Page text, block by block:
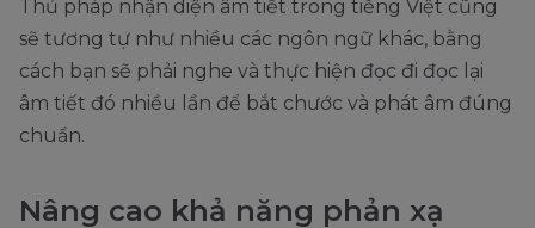
Thủ pháp nhận diện âm tiết trong tiếng Việt cũng
sẽ tương tự như nhiều các ngôn ngữ khác, bằng
cách bạn sẽ phải nghe và thực hiện đọc đi đọc lại
âm tiết đó nhiều lần để bắt chước và phát âm đúng
chuẩn.
Nâng cao khả năng phản xạ